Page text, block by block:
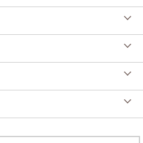
用したレシピ
11/18 投稿者：SL Creations
パーティ」（３名分）
11/11 投稿者：SL Creations